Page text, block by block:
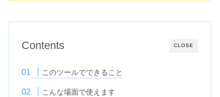
CLOSE
Contents
このツールでできること
こんな場面で使えます